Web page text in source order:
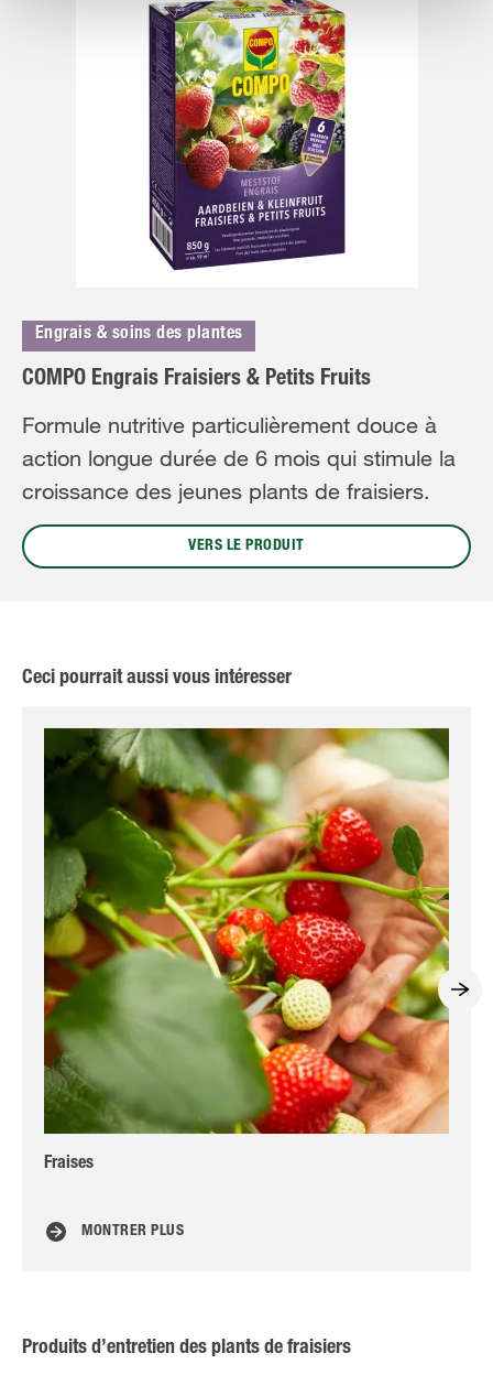
Engrais & soins des plantes
COMPO Engrais Fraisiers & Petits Fruits
Formule nutritive particulièrement douce à
action longue durée de 6 mois qui stimule la
croissance des jeunes plants de fraisiers.
VERS LE PRODUIT
Ceci pourrait aussi vous intéresser
Fraises
MONTRER PLUS
Produits d’entretien des plants de fraisiers